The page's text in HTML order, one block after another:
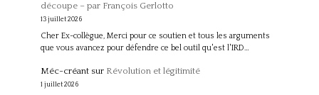
découpe – par François Gerlotto
13 juillet 2026
Cher Ex-collègue, Merci pour ce soutien et tous les arguments
que vous avancez pour défendre ce bel outil qu'est l'IRD…
Méc-créantsur Révolution et légitimité
1 juillet 2026